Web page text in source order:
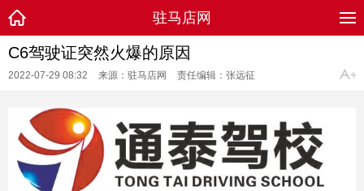
驻马店网
C6驾驶证突然火爆的原因
2022-07-29 08:32 来源：驻马店网 责任编辑：张远征